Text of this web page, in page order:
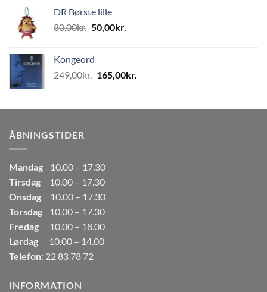
var:
80,00kr..50,00kr..
DR Børste lille
80,00kr. Den
var:
80,00kr..
50,00kr.
50,00kr..
Kongeord
249,00kr. Den
var:
165,00kr.
er:
ÅBNINGSTIDER
Mandag
10.00 – 17.30
Tirsdag
10.00 – 17.30
Onsdag
10.00 – 17.30
Torsdag
10.00 – 17.30
Fredag
10.00 – 18.00
Lørdag
10.00 – 14.00
Telefon: 22 83 78 72
INFORMATION